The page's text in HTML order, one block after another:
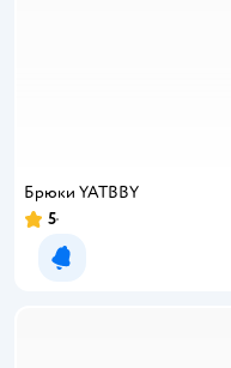
Брюки YATBBY
Рейтинг:
5
Уведомить о появлении